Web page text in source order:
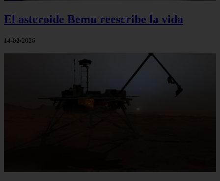
El asteroide Bemu reescribe la vida
14/02/2026